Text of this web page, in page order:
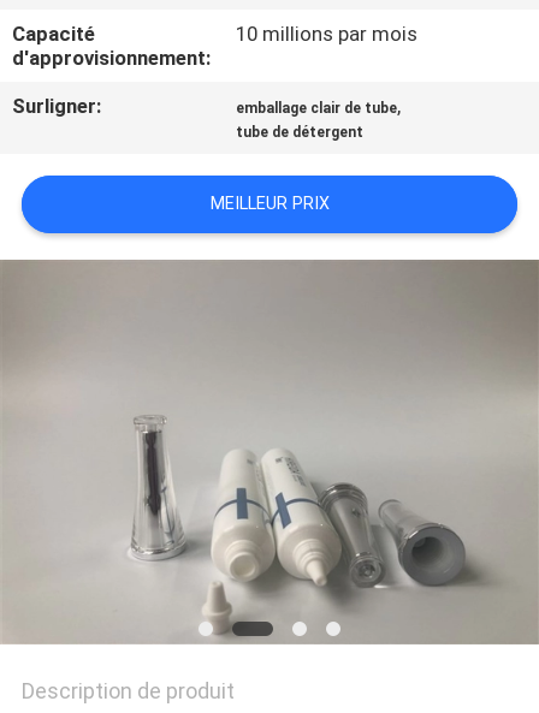
CONTACTEZ-
NOUS
UNE
CITATION
POLICY
Capacité
d'approvisionnement:
10 millions par mois
Surligner: emballage clair de tube,
tube de détergent
MEILLEUR PRIX
Description de produit